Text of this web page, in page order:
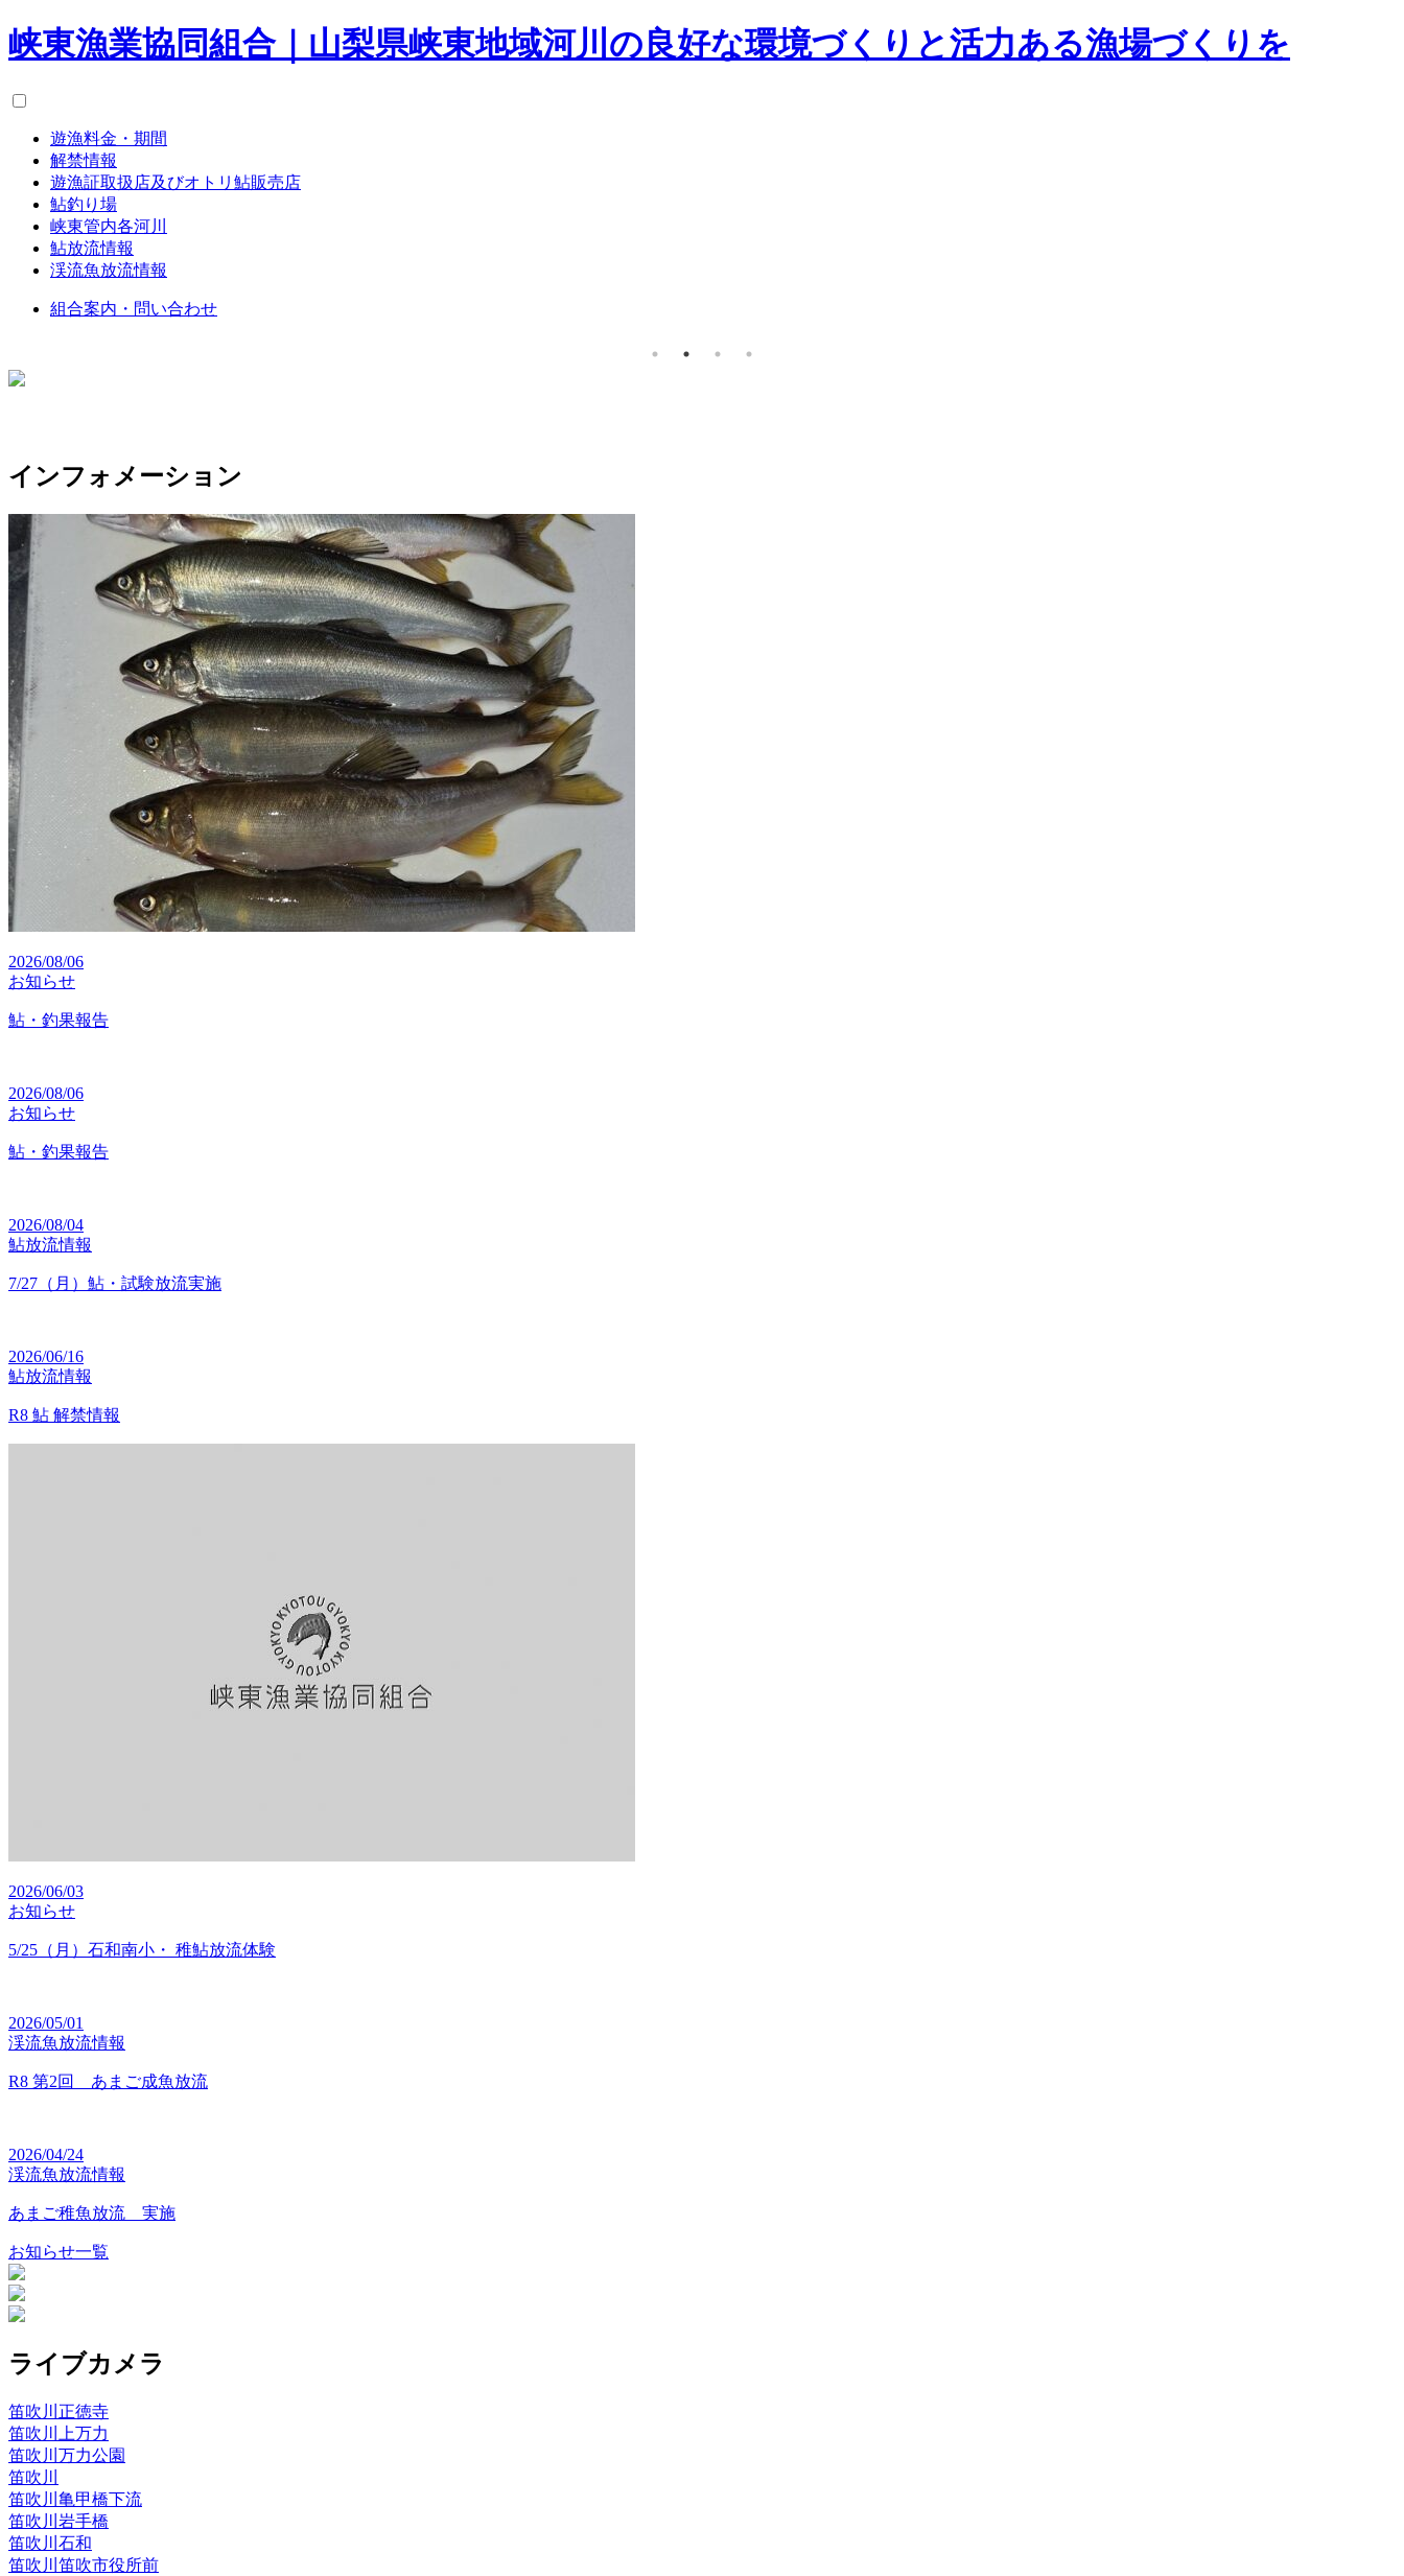
峡東漁業協同組合｜山梨県峡東地域河川の良好な環境づくりと活力ある漁場づくりを
遊漁料金・期間
解禁情報
遊漁証取扱店及びオトリ鮎販売店
鮎釣り場
峡東管内各河川
鮎放流情報
渓流魚放流情報
組合案内・問い合わせ
インフォメーション
2026/08/06
お知らせ
鮎・釣果報告
2026/08/06
お知らせ
鮎・釣果報告
2026/08/04
鮎放流情報
7/27（月）鮎・試験放流実施
2026/06/16
鮎放流情報
R8 鮎 解禁情報
2026/06/03
お知らせ
5/25（月）石和南小・ 稚鮎放流体験
2026/05/01
渓流魚放流情報
R8 第2回 あまご成魚放流
2026/04/24
渓流魚放流情報
あまご稚魚放流 実施
お知らせ一覧
ライブカメラ
笛吹川正徳寺
笛吹川上万力
笛吹川万力公園
笛吹川
笛吹川亀甲橋下流
笛吹川岩手橋
笛吹川石和
笛吹川笛吹市役所前